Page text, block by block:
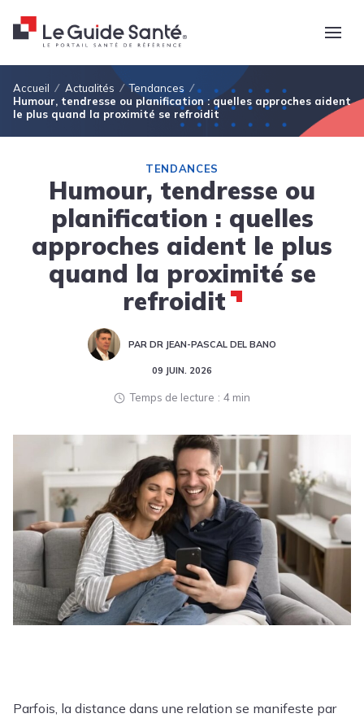
Fil d'Ariane
Accueil Actualités
Tendances
Humour, tendresse ou planification : quelles approches aident
le plus quand la proximité se refroidit
TENDANCES
Humour, tendresse ou
planification : quelles
approches aident le plus
quand la proximité se
refroidit
PAR DR JEAN-PASCAL DEL BANO
09 JUIN. 2026
Temps de lecture 4 min
Parfois, la distance dans une relation se manifeste par